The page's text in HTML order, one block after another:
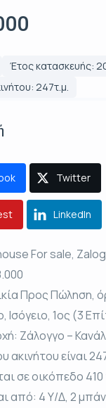
Έτος κατασκευής:
247τ.μ.
Twitter
LinkedIn
For sale,
Προς Πώληση,
Ισόγειο, 1ος (3
Ζάλογγο –
ακινήτου είναι
σε οικόπεδο 410
από: 4 Υ/Δ, 2